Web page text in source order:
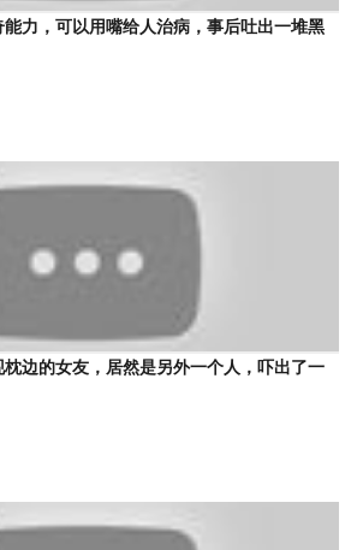
能力，可以用嘴给人治病，事后吐出一堆黑
枕边的女友，居然是另外一个人，吓出了一